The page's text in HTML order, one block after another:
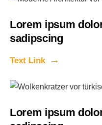
Lorem ipsum
sadipscing
Text Link
Lorem ipsum